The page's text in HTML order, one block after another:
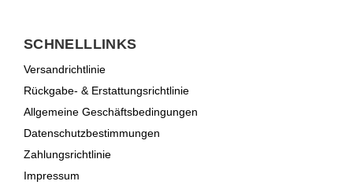
SCHNELLLINKS
Versandrichtlinie
Rückgabe- & Erstattungsrichtlinie
Allgemeine Geschäftsbedingungen
Datenschutzbestimmungen
Zahlungsrichtlinie
Impressum